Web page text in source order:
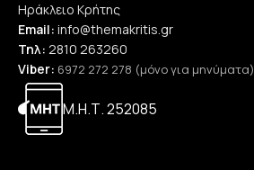
Ηράκλειο Κρήτης
Email: info@themakritis.gr
Τηλ: 2810 263260
Viber: 6972 272 278 (μόνο για μηνύματα)
Μ.Η.Τ. 252085